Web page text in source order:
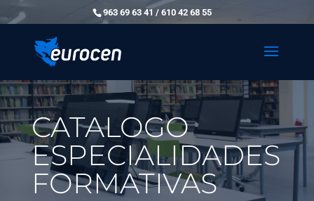
963 69 63 41 / 610 42 68 55
CATALOGO
ESPECIALIDADES
FORMATIVAS